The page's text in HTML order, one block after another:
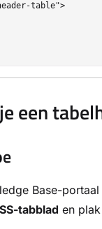
table">
een
Base-portaal
tabblad en